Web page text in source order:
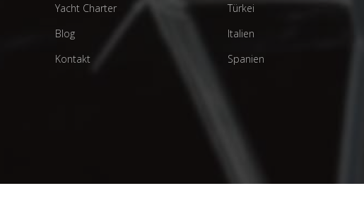
Yacht Charter
Blog
Kontakt
Türkei
Italien
Spanien